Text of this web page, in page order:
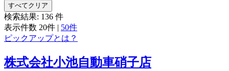
すべてクリア
検索結果: 136 件
表示件数 20件 | 50件
ピックアップとは？
株式会社小池自動車硝子店